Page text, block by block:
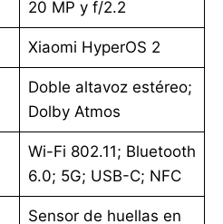
20 MP y f/2.2
Xiaomi HyperOS 2
Doble altavoz estéreo;
Dolby Atmos
Wi-Fi 802.11; Bluetooth
6.0; 5G; USB-C; NFC
Sensor de huellas en